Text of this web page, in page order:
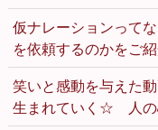
仮ナレーションって
を依頼するのかをご
笑いと感動を与えた
生まれていく☆ 人の